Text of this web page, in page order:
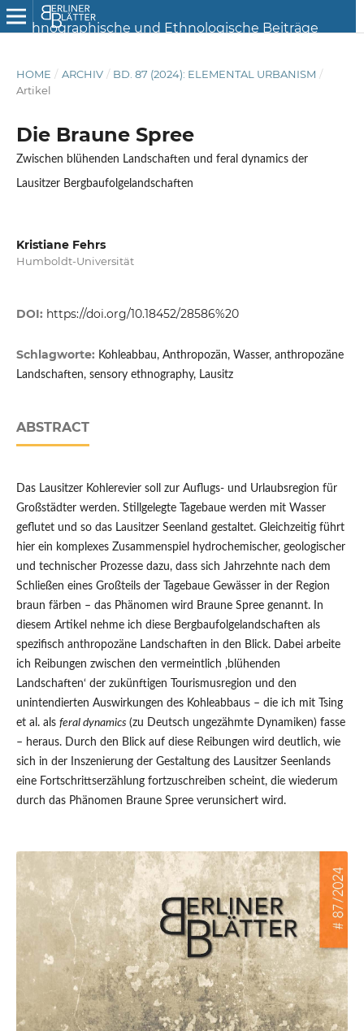
HOME / ARCHIV / BD. 87 (2024): ELEMENTAL URBANISM /
Artikel
Die Braune Spree
Zwischen blühenden Landschaften und feral dynamics der
Lausitzer Bergbaufolgelandschaften
Kristiane Fehrs
Humboldt-Universität
DOI: https://doi.org/10.18452/28586%20
Schlagworte: Kohleabbau, Anthropozän, Wasser, anthropozäne
Landschaften, sensory ethnography, Lausitz
ABSTRACT
Das Lausitzer Kohlerevier soll zur Auflugs- und Urlaubsregion für
Großstädter werden. Stillgelegte Tagebaue werden mit Wasser
geflutet und so das Lausitzer Seenland gestaltet. Gleichzeitig führt
hier ein komplexes Zusammenspiel hydrochemischer, geologischer
und technischer Prozesse dazu, dass sich Jahrzehnte nach dem
Schließen eines Großteils der Tagebaue Gewässer in der Region
braun färben – das Phänomen wird Braune Spree genannt. In
diesem Artikel nehme ich diese Bergbaufolgelandschaften als
spezifisch anthropozäne Landschaften in den Blick. Dabei arbeite
ich Reibungen zwischen den vermeintlich ‚blühenden
Landschaften‘ der zukünftigen Tourismusregion und den
unintendierten Auswirkungen des Kohleabbaus – die ich mit Tsing
et al. als feral dynamics (zu Deutsch ungezähmte Dynamiken) fasse
– heraus. Durch den Blick auf diese Reibungen wird deutlich, wie
sich in der Inszenierung der Gestaltung des Lausitzer Seenlands
eine Fortschrittserzählung fortzuschreiben scheint, die wiederum
durch das Phänomen Braune Spree verunsichert wird.